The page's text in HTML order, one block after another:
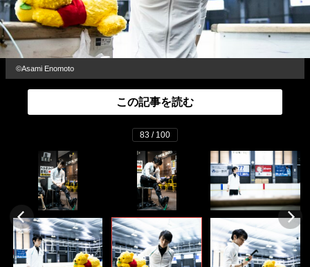
©Asami Enomoto
この記事を読む
83 / 100